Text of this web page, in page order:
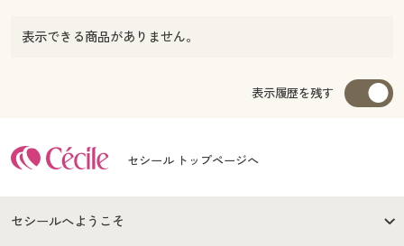
表示できる商品がありません。
表示履歴を残す
セシール トップページへ
セシールへようこそ